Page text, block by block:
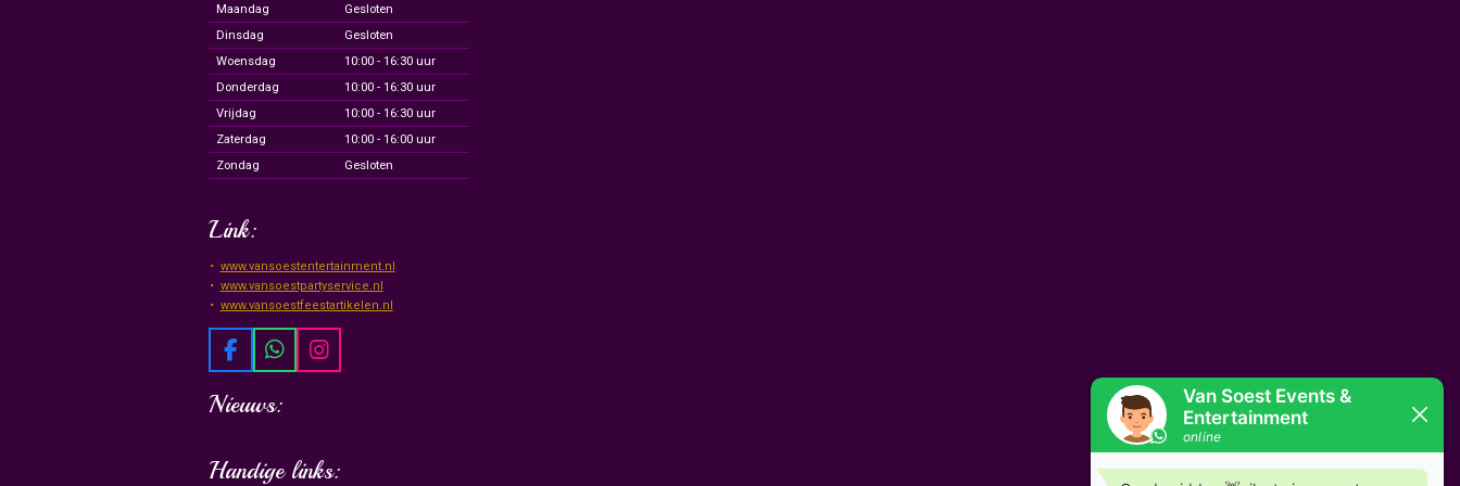
Maandag
Gesloten
Dinsdag
Gesloten
Woensdag
10:00 - 16:30 uur
Donderdag
10:00 - 16:30 uur
Vrijdag
10:00 - 16:30 uur
Zaterdag
10:00 - 16:00 uur
Zondag
Gesloten
Link:
www.vansoestentertainment.nl
www.vansoestpartyservice.nl
www.vansoestfeestartikelen.nl
F
a
c
o
o
W
h
a
p
I
n
g
r
Nieuws:
Handige links: